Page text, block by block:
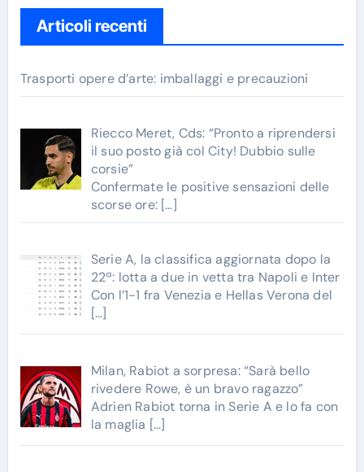
Articoli recenti
Trasporti opere d’arte: imballaggi e precauzioni
Riecco Meret, Cds: “Pronto a riprendersi
il suo posto già col City! Dubbio sulle
corsie”
Confermate le positive sensazioni delle
scorse ore: […]
Serie A, la classifica aggiornata dopo la
22ª: lotta a due in vetta tra Napoli e Inter
Con l’1-1 fra Venezia e Hellas Verona del
[…]
Milan, Rabiot a sorpresa: “Sarà bello
rivedere Rowe, è un bravo ragazzo”
Adrien Rabiot torna in Serie A e lo fa con
la maglia […]